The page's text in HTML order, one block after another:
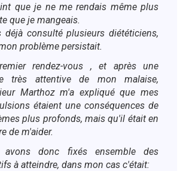
que je ne me rendais même plus
que je mangeais.
déjà consulté plusieurs diététiciens,
problème persistait.
rendez-vous , et après une
très attentive de mon malaise,
Marthoz m'a expliqué que mes
étaient une conséquences de
plus profonds, mais qu'il était en
de m'aider.
avons donc fixés ensemble des
à atteindre, dans mon cas c'était: